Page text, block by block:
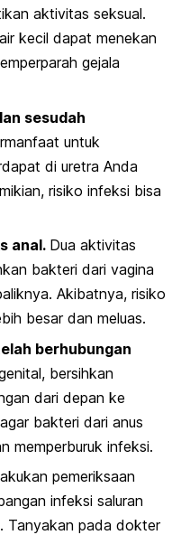
aktivitas seksual.
kecil dapat menekan
gejala
sesudah
untuk
di uretra Anda
risiko infeksi bisa
anal. Dua aktivitas
bakteri dari vagina
Akibatnya, risiko
besar dan meluas.
berhubungan
bersihkan
dari depan ke
bakteri dari anus
memperburuk infeksi.
pemeriksaan
infeksi saluran
Tanyakan pada dokter